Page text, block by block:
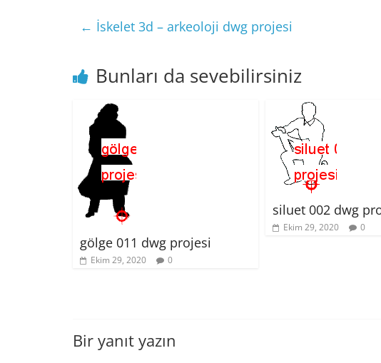
← İskelet 3d – arkeoloji dwg projesi
Bunları da sevebilirsiniz
gölge 011 dwg projesi
Ekim 29, 2020 0
siluet 002 dwg
Ekim 29, 2020 0
Bir yanıt yazın